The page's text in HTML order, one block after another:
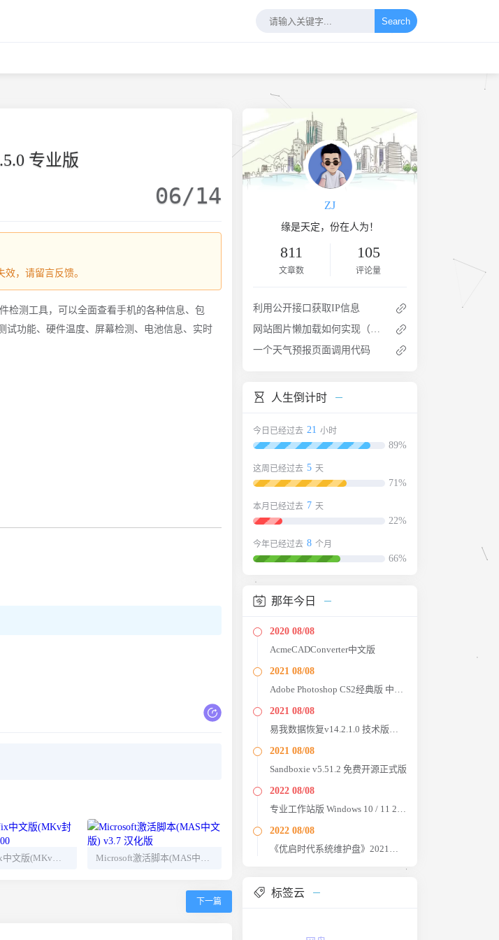
Search
专业版
06/14
，请留言反馈。
检测工具，可以全面查看手机的各种信息、包
试功能、硬件温度、屏幕检测、电池信息、实时
MKVToolNix中文版(MKv封装工具)v95.0.00
Microsoft激活脚本(MAS中文版) v3.7 汉化版
下一篇
ZJ
缘是天定，份在人为！
811
文章数
105
评论量
利用公开接口获取IP信息
网站图片懒加载如何实现（LazyLoad按需加载）
一个天气预报页面调用代码
人生倒计时
今日已经过去 21 小时
89%
这周已经过去 5 天
71%
本月已经过去 7 天
22%
今年已经过去 8 个月
66%
那年今日
2020 08/08
AcmeCADConverter中文版
2021 08/08
Adobe Photoshop CS2经典版 中文原版
2021 08/08
易我数据恢复v14.2.1.0 技术版绿色版
2021 08/08
Sandboxie v5.51.2 免费开源正式版
2022 08/08
专业工作站版 Windows 10 / 11 21H2 Lite X64 4in1
2022 08/08
《优启时代系统维护盘》2021臻藏版
标签云